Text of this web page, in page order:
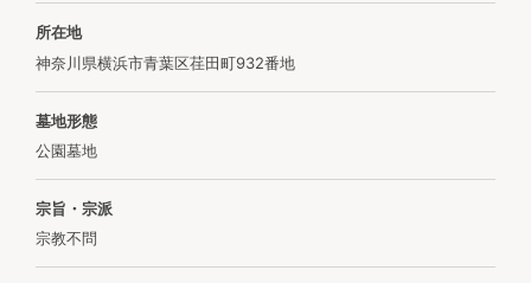
所在地
神奈川県横浜市青葉区荏田町932番地
墓地形態
公園墓地
宗旨・宗派
宗教不問